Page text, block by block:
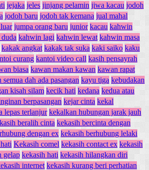
jejaka jeles jinjang pelamin jiwa kacau jodoh
jodoh baru jodoh tak kemana jual mahal
jumpa orang baru junior kacau kahwin
kahwin lagi kahwin lewat kahwin masa
kakak angkat kakak tak suka kaki saiko kaku
curang kantoi video call kasih pensayrah
biasa kawan makan kawan kawan rapat
semua dah ada pasangan kayu tiga kebudakan
kisah silam kecik hati kedana kedua atau
berpasangan kejar cinta kekal
lepas terlanjur kekalkan hubungan jarak jauh
beralih cinta kekasih bercinta dengan
dengan ex kekasih berhubung lelaki
Kekasih comel kekasih contact ex kekasih
gelap kekasih hati kekasih hilangkan diri
internet kekasih kurang beri perhatian